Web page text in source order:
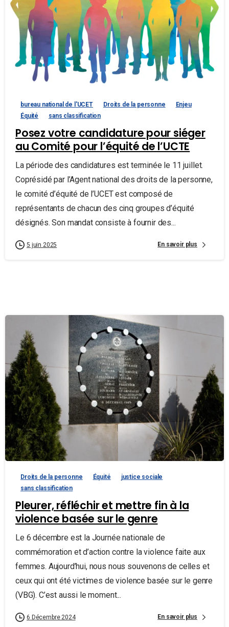
bureau national de l'UCET Droits de la personne
Enjeu
Équité
sans classification
Posez votre candidature pour siéger
au Comité pour l’équité de l’UCTE
La période des candidatures est terminée le 11 juillet.
Coprésidé par l’Agent national des droits de la personne,
le comité d’équité de l’UCET est composé de
représentants de chacun des cinq groupes d’équité
désignés. Son mandat consiste à fournir des...
5 juin 2025 En savoir plus
Droits de la personne Équité
justice sociale
sans classification
Pleurer, réfléchir et mettre fin à la
violence basée sur le genre
Le 6 décembre est la Journée nationale de
commémoration et d’action contre la violence faite aux
femmes. Aujourd’hui, nous nous souvenons de celles et
ceux qui ont été victimes de violence basée sur le genre
(VBG). C’est aussi le moment...
6 Décembre 2024 En savoir plus